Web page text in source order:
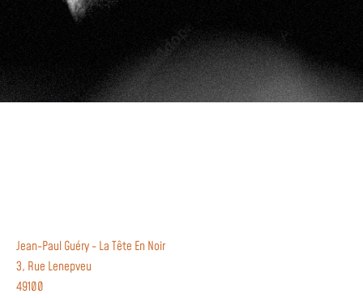
Jean-Paul Guéry - La Tête En Noir
3, Rue Lenepveu
49100